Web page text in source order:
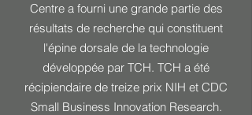
Centre a fourni une grande partie des
résultats de recherche qui constituent
l'épine dorsale de la technologie
développée par TCH. TCH a été
récipiendaire de treize prix NIH et CDC
Small Business Innovation Research.